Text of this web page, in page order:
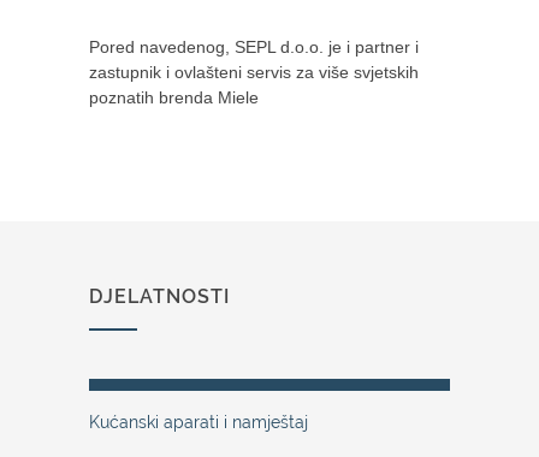
Pored navedenog, SEPL d.o.o. je i partner i
zastupnik i ovlašteni servis za više svjetskih
poznatih brenda Miele
DJELATNOSTI
Kućanski aparati i namještaj